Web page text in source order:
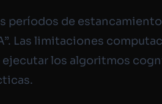
períodos de
Las limitaciones
los algoritmos